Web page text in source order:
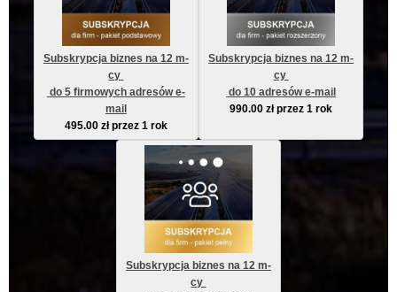
Subskrypcja biznes na 12 m-
cy
mail
495.00 zł przez 1 rok
Subskrypcja biznes na 12 m-
cy
do 10 adresów e-mail
990.00zł przez 1 rok
Subskrypcja biznes na 12 m-
cy